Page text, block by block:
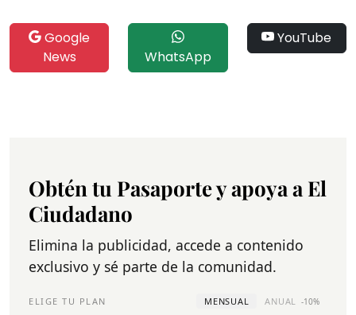
Google
News
WhatsApp
YouTube
Obtén tu Pasaporte y apoya a El
Ciudadano
Elimina la publicidad, accede a contenido
exclusivo y sé parte de la comunidad.
ELIGE TU PLAN MENSUAL ANUAL -10%